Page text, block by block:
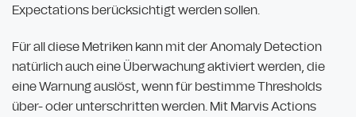
Expectations berücksichtigt werden sollen.
Für all diese Metriken kann mit der Anomaly Detection
natürlich auch eine Überwachung aktiviert werden, die
eine Warnung auslöst, wenn für bestimme Thresholds
über- oder unterschritten werden. Mit Marvis Actions